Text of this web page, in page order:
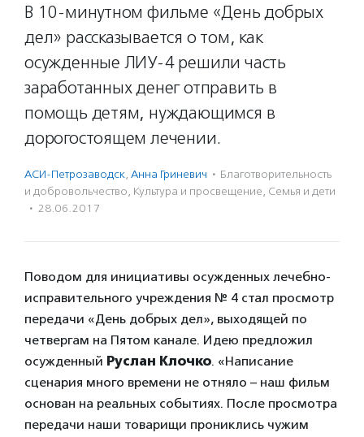
В 10-минутном фильме «День добрых
дел» рассказывается о том, как
осужденные ЛИУ-4 решили часть
заработанных денег отправить в
помощь детям, нуждающимся в
дорогостоящем лечении.
АСИ-Петрозаводск, Анна Гриневич · Благотвори­тель­ность
и доброволь­чест­во, Культура и просвещение, Семья и дети
· 28.06.2017
Поводом для инициативы осужденных лечебно-
исправительного учреждения № 4 стал просмотр
передачи «День добрых дел», выходящей по
четвергам на Пятом канале. Идею предложил
осужденный Руслан Клочко. «Написание
сценария много времени не отняло – наш фильм
основан на реальных событиях. После просмотра
передачи наши товарищи прониклись чужим